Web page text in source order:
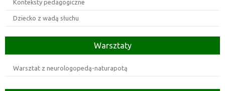
Konteksty pedagogiczne
Dziecko z wadą słuchu
Warsztaty
Warsztat z neurologopedą-naturapotą